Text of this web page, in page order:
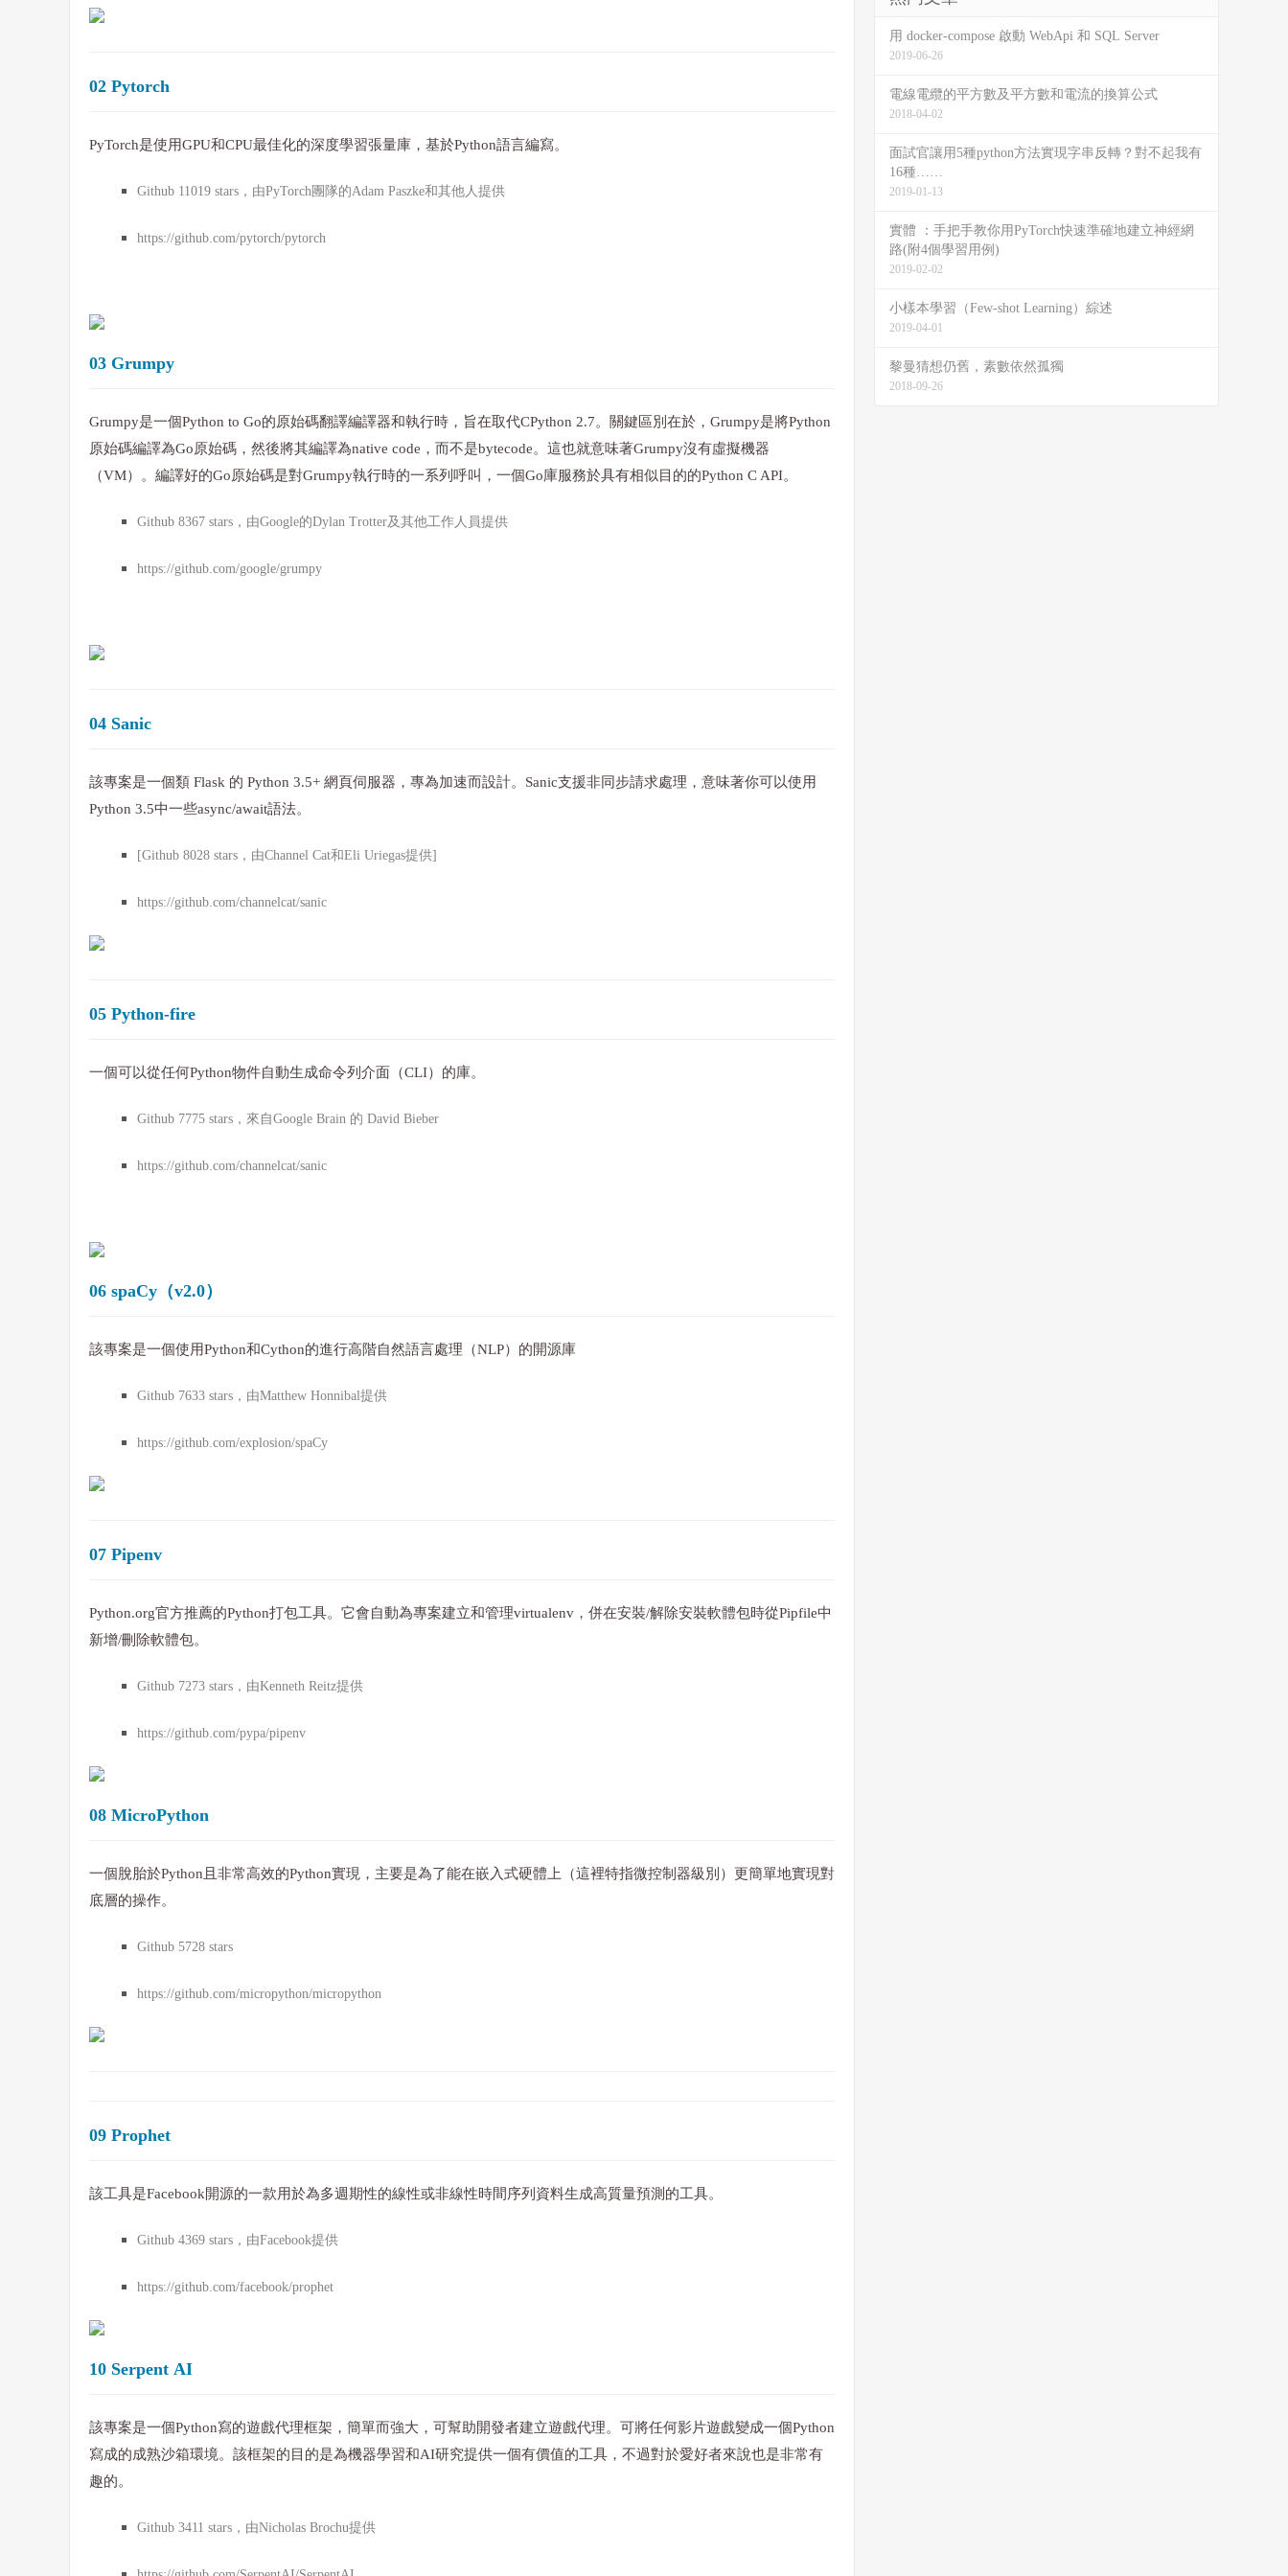
02 Pytorch
PyTorch是使用GPU和CPU最佳化的深度學習張量庫，基於Python語言編寫。
Github 11019 stars，由PyTorch團隊的Adam Paszke和其他人提供
https://github.com/pytorch/pytorch
03 Grumpy
Grumpy是一個Python to Go的原始碼翻譯編譯器和執行時，旨在取代CPython 2.7。關鍵區別在於，Grumpy是將Python
原始碼編譯為Go原始碼，然後將其編譯為native code，而不是bytecode。這也就意味著Grumpy沒有虛擬機器
（VM）。編譯好的Go原始碼是對Grumpy執行時的一系列呼叫，一個Go庫服務於具有相似目的的Python C API。
Github 8367 stars，由Google的Dylan Trotter及其他工作人員提供
https://github.com/google/grumpy
04 Sanic
該專案是一個類 Flask 的 Python 3.5+ 網頁伺服器，專為加速而設計。Sanic支援非同步請求處理，意味著你可以使用
Python 3.5中一些async/await語法。
[Github 8028 stars，由Channel Cat和Eli Uriegas提供]
https://github.com/channelcat/sanic
05 Python-fire
一個可以從任何Python物件自動生成命令列介面（CLI）的庫。
Github 7775 stars，來自Google Brain 的 David Bieber
https://github.com/channelcat/sanic
06 spaCy（v2.0）
該專案是一個使用Python和Cython的進行高階自然語言處理（NLP）的開源庫
Github 7633 stars，由Matthew Honnibal提供
https://github.com/explosion/spaCy
07 Pipenv
Python.org官方推薦的Python打包工具。它會自動為專案建立和管理virtualenv，併在安裝/解除安裝軟體包時從Pipfile中
新增/刪除軟體包。
Github 7273 stars，由Kenneth Reitz提供
https://github.com/pypa/pipenv
08 MicroPython
一個脫胎於Python且非常高效的Python實現，主要是為了能在嵌入式硬體上（這裡特指微控制器級別）更簡單地實現對
底層的操作。
Github 5728 stars
https://github.com/micropython/micropython
09 Prophet
該工具是Facebook開源的一款用於為多週期性的線性或非線性時間序列資料生成高質量預測的工具。
Github 4369 stars，由Facebook提供
https://github.com/facebook/prophet
10 Serpent AI
該專案是一個Python寫的遊戲代理框架，簡單而強大，可幫助開發者建立遊戲代理。可將任何影片遊戲變成一個Python
寫成的成熟沙箱環境。該框架的目的是為機器學習和AI研究提供一個有價值的工具，不過對於愛好者來說也是非常有
趣的。
Github 3411 stars，由Nicholas Brochu提供
用 docker-compose 啟動 WebApi 和 SQL Server
2019-06-26
電線電纜的平方數及平方數和電流的換算公式
2018-04-02
面試官讓用5種python方法實現字串反轉？對不起我有
16種……
2019-01-13
實體 ：手把手教你用PyTorch快速準確地建立神經網
路(附4個學習用例)
2019-02-02
小樣本學習（Few-shot Learning）綜述
2019-04-01
黎曼猜想仍舊，素數依然孤獨
2018-09-26